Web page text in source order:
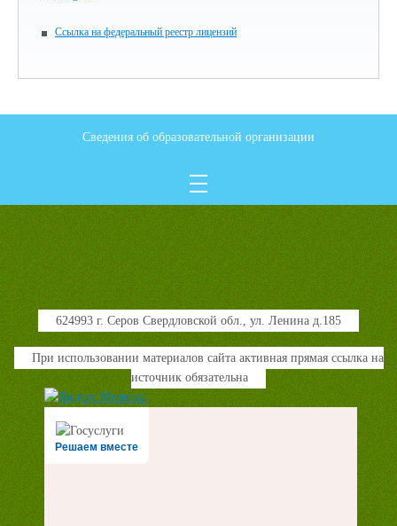
Ссылка на федеральный реестр лицензий
Сведения об образовательной организации
624993 г. Серов Свердловской обл., ул. Ленина д.185
При использовании материалов сайта активная прямая ссылка на
источник обязательна
Решаем вместе